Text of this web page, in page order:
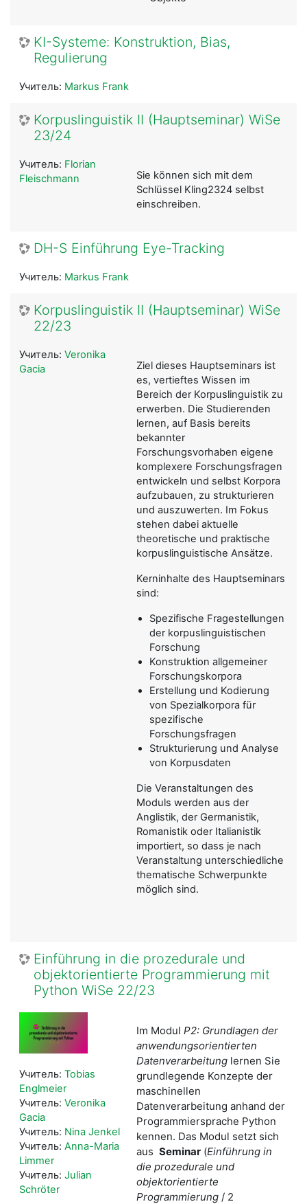
KI-Systeme: Konstruktion, Bias,
Regulierung
Учитель: Markus Frank
Korpuslinguistik II (Hauptseminar) WiSe
23/24
Sie können sich mit dem
Schlüssel Kling2324 selbst
einschreiben.
Учитель: Florian
Fleischmann
DH-S Einführung Eye-Tracking
Учитель: Markus Frank
Korpuslinguistik II (Hauptseminar) WiSe
22/23
Ziel dieses Hauptseminars ist
es, vertieftes Wissen im
Bereich der Korpuslinguistik zu
erwerben. Die Studierenden
lernen, auf Basis bereits
bekannter
Forschungsvorhaben eigene
komplexere Forschungsfragen
entwickeln und selbst Korpora
aufzubauen, zu strukturieren
und auszuwerten. Im Fokus
stehen dabei aktuelle
theoretische und praktische
korpuslinguistische Ansätze.
Kerninhalte des Hauptseminars
sind:
Spezifische Fragestellungen
der korpuslinguistischen
Forschung
Konstruktion allgemeiner
Forschungskorpora
Erstellung und Kodierung
von Spezialkorpora für
spezifische
Forschungsfragen
Strukturierung und Analyse
von Korpusdaten
Die Veranstaltungen des
Moduls werden aus der
Anglistik, der Germanistik,
Romanistik oder Italianistik
importiert, so dass je nach
Veranstaltung unterschiedliche
thematische Schwerpunkte
möglich sind.
Учитель: Veronika
Gacia
Einführung in die prozedurale und
objektorientierte Programmierung mit
Python WiSe 22/23
Im Modul P2: Grundlagen der
anwendungsorientierten
Datenverarbeitunglernen Sie
grundlegende Konzepte der
maschinellen
Datenverarbeitung anhand der
Programmiersprache Python
kennen. Das Modul setzt sich
aus Seminar(Einführung in
die prozedurale und
objektorientierte
Programmierung/ 2
Учитель: Tobias
Englmeier
Учитель: Veronika
Gacia
Учитель: Nina Jenkel
Учитель: Anna-Maria
Limmer
Учитель: Julian
Schröter